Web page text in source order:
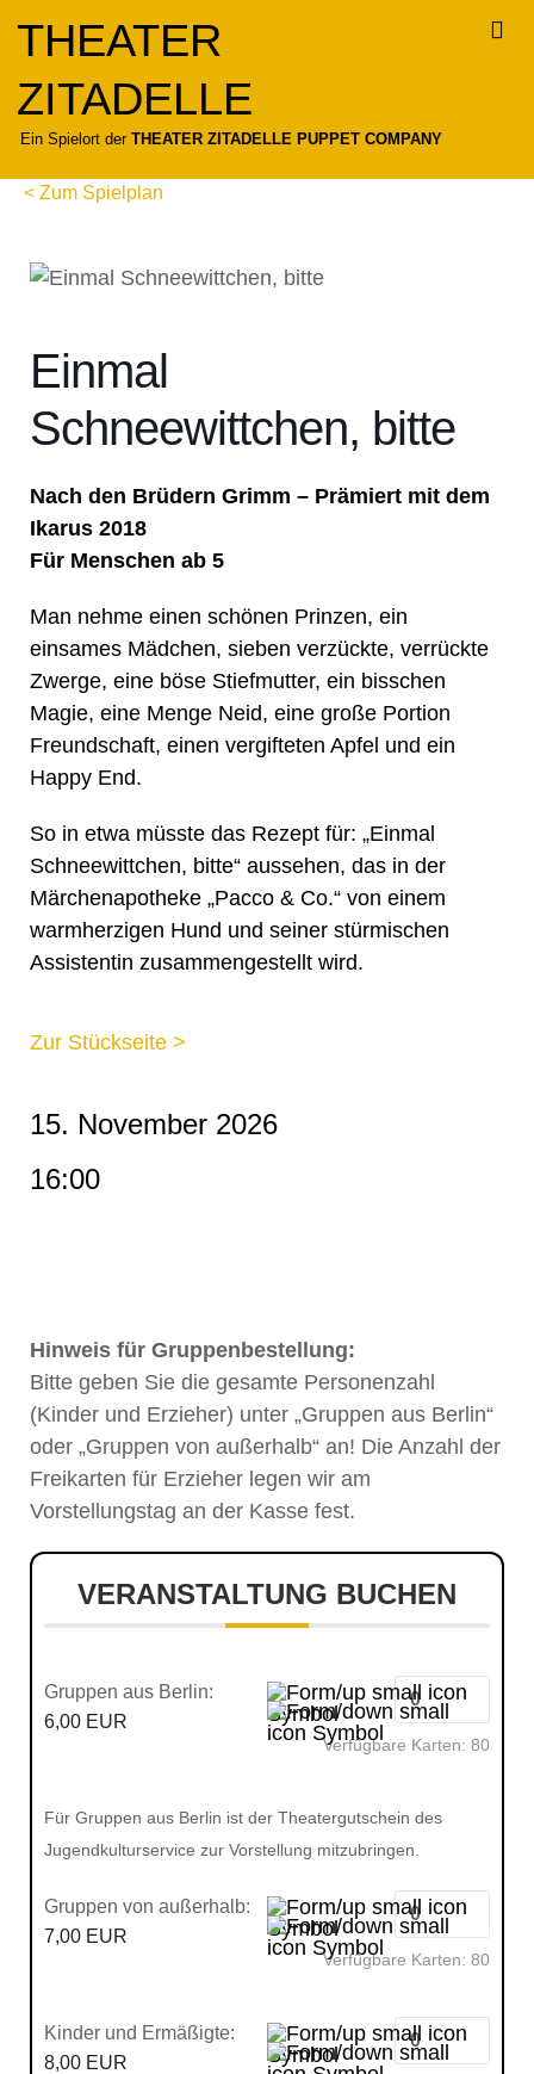
springen
THEATER
ZITADELLE
Ein Spielort derTHEATER ZITADELLE PUPPET COMPANY
< Zum Spielplan
Einmal
Schneewittchen, bitte
Nach den Brüdern Grimm – Prämiert mit dem
Ikarus 2018
Für Menschen ab 5
Man nehme einen schönen Prinzen, ein
einsames Mädchen, sieben verzückte, verrückte
Zwerge, eine böse Stiefmutter, ein bisschen
Magie, eine Menge Neid, eine große Portion
Freundschaft, einen vergifteten Apfel und ein
Happy End.
So in etwa müsste das Rezept für: „Einmal
Schneewittchen, bitte“ aussehen, das in der
Märchenapotheke „Pacco & Co.“ von einem
warmherzigen Hund und seiner stürmischen
Assistentin zusammengestellt wird.
Zur Stückseite >
15. November 2026
16:00
Hinweis für Gruppenbestellung:
Bitte geben Sie die gesamte Personenzahl
(Kinder und Erzieher) unter „Gruppen aus Berlin“
oder „Gruppen von außerhalb“ an! Die Anzahl der
Freikarten für Erzieher legen wir am
Vorstellungstag an der Kasse fest.
VERANSTALTUNG BUCHEN
Gruppen aus Berlin:
6,00 EUR
Verfügbare Karten: 80
Für Gruppen aus Berlin ist der Theatergutschein des
Jugendkulturservice zur Vorstellung mitzubringen.
Gruppen von außerhalb:
7,00 EUR
Verfügbare Karten: 80
Kinder und Ermäßigte:
8,00 EUR